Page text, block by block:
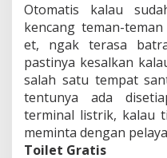
Otomatis kalau
kencang teman-
et, ngak terasa
pastinya kesalkan
salah satu tempat
tentunya ada
terminal listrik, kalau
meminta dengan
Toilet Gratis